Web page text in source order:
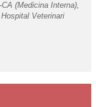
(Medicina Interna),
Veterinari